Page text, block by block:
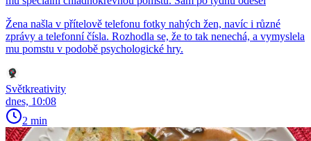
Žena našla v přítelově telefonu fotky nahých žen, navíc i různé
zprávy a telefonní čísla. Rozhodla se, že to tak nenechá, a vymyslela
mu pomstu v podobě psychologické hry.
Světkreativity
dnes, 10:08
2 min